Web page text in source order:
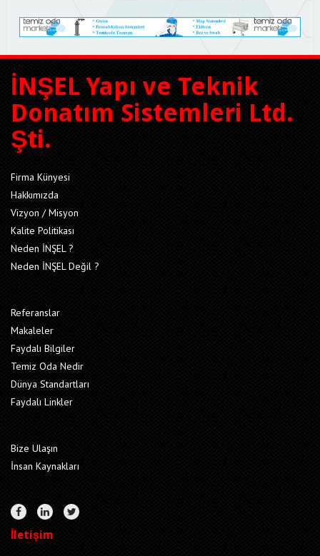
İNŞEL Yapı ve Teknik
Donatım Sistemleri Ltd.
Şti.
Firma Künyesi
Hakkımızda
Vizyon / Misyon
Kalite Politikası
Neden İNŞEL ?
Neden İNŞEL Değil ?
Referanslar
Makaleler
Faydalı Bilgiler
Temiz Oda Nedir
Dünya Standartları
Faydalı Linkler
Bize Ulaşın
İnsan Kaynakları
İletişim